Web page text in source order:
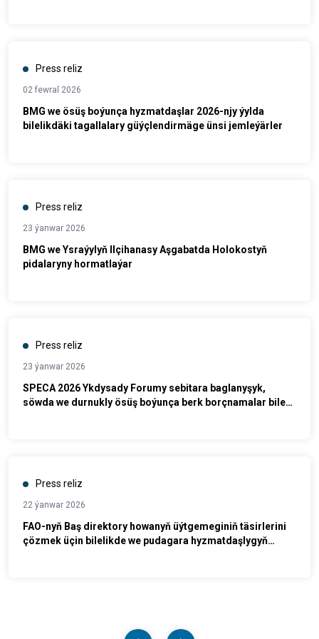
Press reliz
02 fewral 2026
BMG we ösüş boýunça hyzmatdaşlar 2026-njy ýylda
bilelikdäki tagallalary güýçlendirmäge ünsi jemleýärler
Press reliz
23 ýanwar 2026
BMG we Ysraýylyň Ilçihanasy Aşgabatda Holokostyň
pidalaryny hormatlaýar
Press reliz
23 ýanwar 2026
SPECA 2026 Ykdysady Forumy sebitara baglanyşyk,
söwda we durnukly ösüş boýunça berk borçnamalar bilen
Press reliz
22 ýanwar 2026
FAO-nyň Baş direktory howanyň üýtgemeginiň täsirlerini
çözmek üçin bilelikde we pudagara hyzmatdaşlygyň